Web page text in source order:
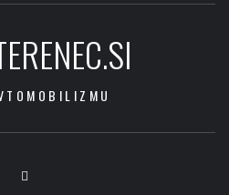
Facebook